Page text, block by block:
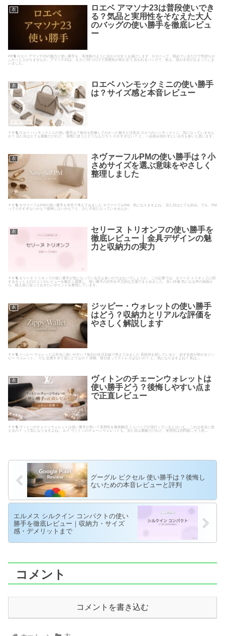
衣
ロエベ アマソナ23は普段使いでき
る？気品と実用性をそなえた大人
のバッグの使い勝手を徹底レビュ
ー
PR🐈 ロエベ アマソナ23の魅力と使い勝手を、実体験のように分かりやすくお届けします ロエベって、眺めているだけで気持ちが
ふわっと上がりませんか。アマソナ23は、まさに“持つだけで雰囲気が変わる”と言われるバッグで、私も、思わず目が止まってしま
いました。
衣
ロエベ ハンモックミニの使い勝手
は？サイズ感と本音レビュー
ＰＲ🐈 ロエベ ハンモックミニの使い勝手は？毎日を想像してわかった魅力と注意点 ロエベのハンモックミニ、気になっていません
か？ 見た目はとても素敵だけれど、 実際に使うとどうなんだろう 小さすぎない？ と、一歩踏み切れずにいる方も多いと思います。
衣
ネヴァーフルPMの使い勝手は？小
さめサイズを選ぶ意味をやさしく
整理しました
ＰＲ🐈 ネヴァーフルPMの使い勝手を本音で考えてみました ネヴァーフルPM、気になりますよね。 見た目はとても好み。でも、PM
って小さすぎないかな？後悔しないかな？と、少し不安になっていませんか。
衣
セリーヌ トリオンフの使い勝手を
徹底レビュー｜金具デザインの魅
力と収納力の実力
ＰＲ🐈 セリーヌ トリオンフの使い勝手が気になっている方も多いのではないでしょうか。 この記事では、セリーヌ トリオンフに関
するネット上の口コミやレビューを幅広く調査し、使い勝手の評判を中立的な立場でまとめました。良い評価 気になる声の両面か
ら、購入前に知っておきたいポイントを整理しています。
衣
ジッピー・ウォレットの使い勝手
はどう？収納力とリアルな評価を
やさしく解説します
ＰＲ🐈 ジッピー ウォレットは本当に使いやすい？毎日の生活目線で考えてみました 長財布を探していると、必ず名前が挙がるジッ
ピー ウォレット。 でも 定番すぎて逆にどうなの？ 実際、毎日使ってストレスはないの？ と、気になりますよね？ 私は…
衣
ヴィトンのチェーンウォレットは
使い勝手どう？後悔しやすい点ま
で正直レビュー
ＰＲ🐈 ヴィトンのチェーンウォレットは使い勝手が良い？実用性を徹底解説 ミニバッグが流行っているとはいえ、 これは本当に使
えるの？ って気になりますよね。 ルイ ヴィトンのチェーンウォレットも、見た目は素敵だけれど、実用性は別問題…そう思…
グーグル ピクセル 使い勝手は？後悔し
ないための本音レビューと評判
エルメス シルクイン コンパクトの使い
勝手を徹底レビュー｜収納力・サイズ
感・デメリットまで
コメント
コメントを書き込む